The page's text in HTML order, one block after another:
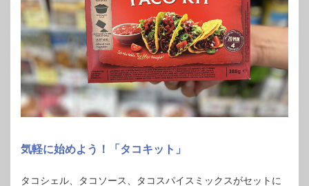
気軽に始めよう！「タコキット」
タコシェル、タコソース、タコスパイスミックスがセットに